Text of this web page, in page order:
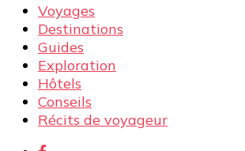
Voyages
Destinations
Guides
Exploration
Hôtels
Conseils
Récits de voyageur